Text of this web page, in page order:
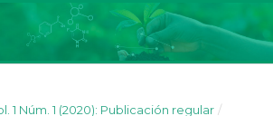
1 Núm. 1 (2020): Publicación regular /